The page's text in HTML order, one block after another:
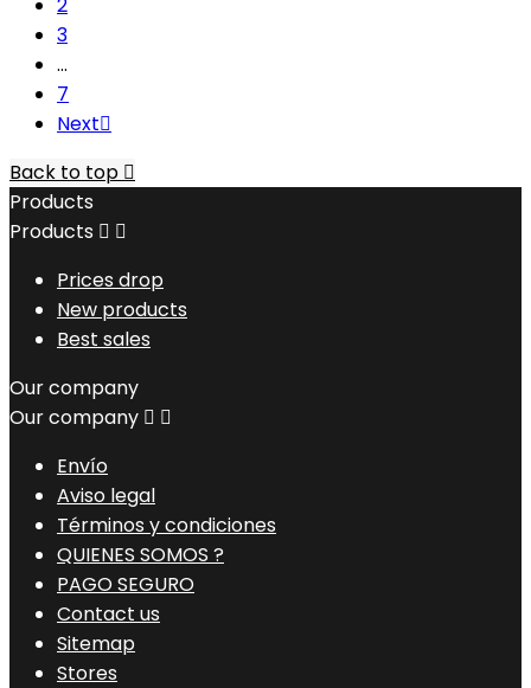
3
…
7
Next
Back to top 
Products
Products  
Prices drop
New products
Best sales
Our company
Our company  
Envío
Aviso legal
Términos y condiciones
QUIENES SOMOS ?
PAGO SEGURO
Contact us
Sitemap
Stores